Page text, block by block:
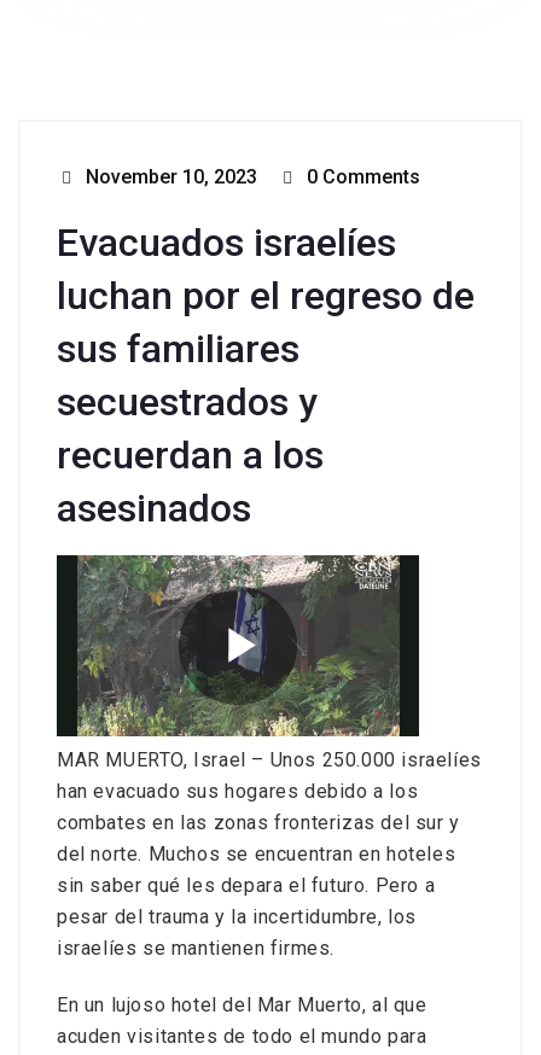
November 10, 2023 0 Comments
Evacuados israelíes
luchan por el regreso de
sus familiares
secuestrados y
recuerdan a los
asesinados
MAR MUERTO, Israel – Unos 250.000 israelíes
han evacuado sus hogares debido a los
combates en las zonas fronterizas del sur y
del norte. Muchos se encuentran en hoteles
sin saber qué les depara el futuro. Pero a
pesar del trauma y la incertidumbre, los
israelíes se mantienen firmes.
En un lujoso hotel del Mar Muerto, al que
acuden visitantes de todo el mundo para